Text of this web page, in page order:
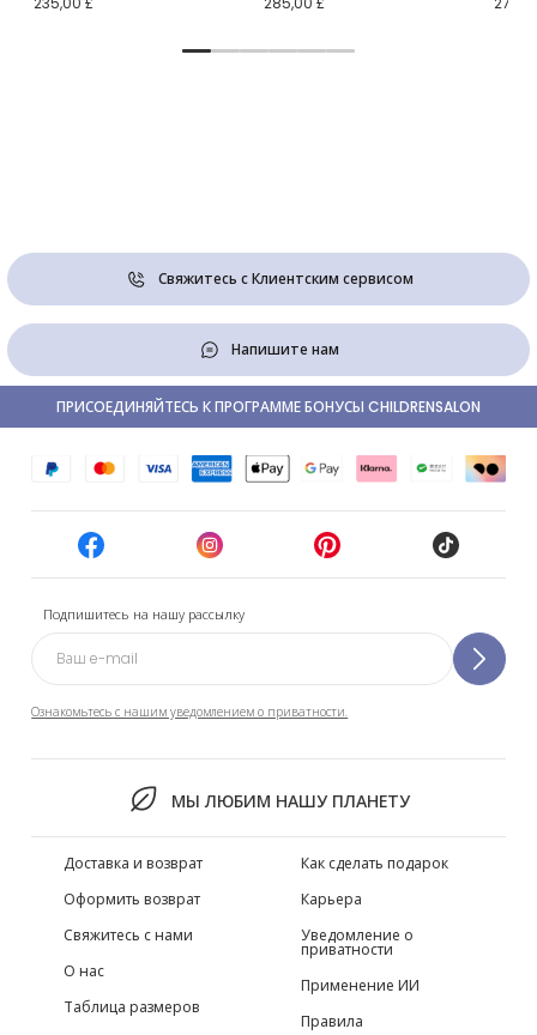
Свяжитесь с Клиентским сервисом
Напишите нам
Подпишитесь на нашу рассылку
Ознакомьтесь с нашим уведомлением о приватности.
МЫ ЛЮБИМ НАШУ ПЛАНЕТУ
ПРИСОЕДИНЯЙТЕСЬ К ПРОГРАММЕ БОНУСЫ CHILDRENSALON
Доставка и возврат
Оформить возврат
Свяжитесь с нами
О нас
Таблица размеров
Как сделать подарок
Карьера
Уведомление о
приватности
Применение ИИ
Правила